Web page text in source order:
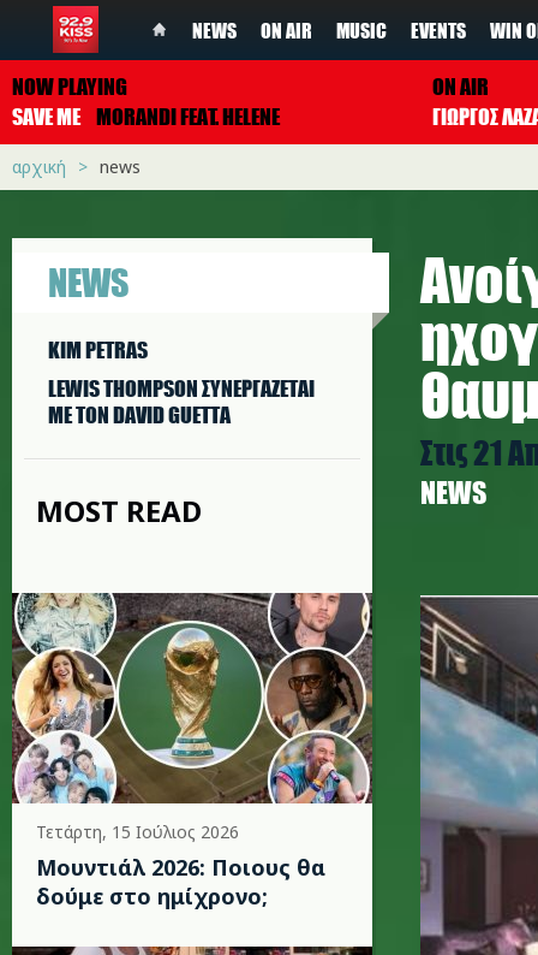
NEWS ON AIR MUSIC EVENTS WIN
NOW PLAYING
SAVE ME MORANDI FEAT. HELENE
ON AIR
ΓΙΩΡΓΟΣ
αρχική news
NEWS
KIM PETRAS
LEWIS THOMPSON ΣΥΝΕΡΓAΖΕΤΑΙ
ΜΕ ΤΟΝ DAVID GUETTA
MOST READ
Τετάρτη, 15 Ιούλιος 2026
Μουντιάλ 2026: Ποιους θα
δούμε στο ημίχρονο;
Στις 21
NEWS